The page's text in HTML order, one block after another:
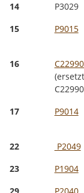
14
P3029
15
P9015
16
(ersetzt
17 P9014
22
P2049
23
P1904